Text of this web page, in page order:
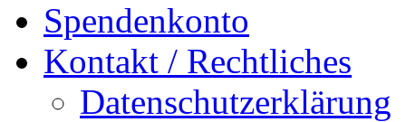
Spendenkonto
Kontakt / Rechtliches
Datenschutzerklärung